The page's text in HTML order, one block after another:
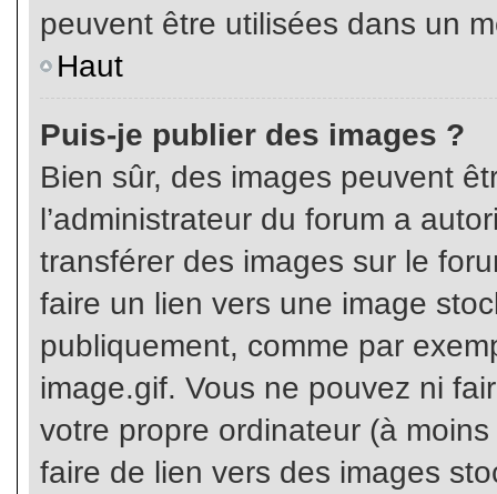
peuvent être utilisées dans un
Haut
Puis-je publier des images ?
Bien sûr, des images peuvent
l’administrateur du forum a
transférer des images sur le
faire un lien vers une image
publiquement, comme par
image.gif. Vous ne pouvez ni
votre propre ordinateur (à
faire de lien vers des images